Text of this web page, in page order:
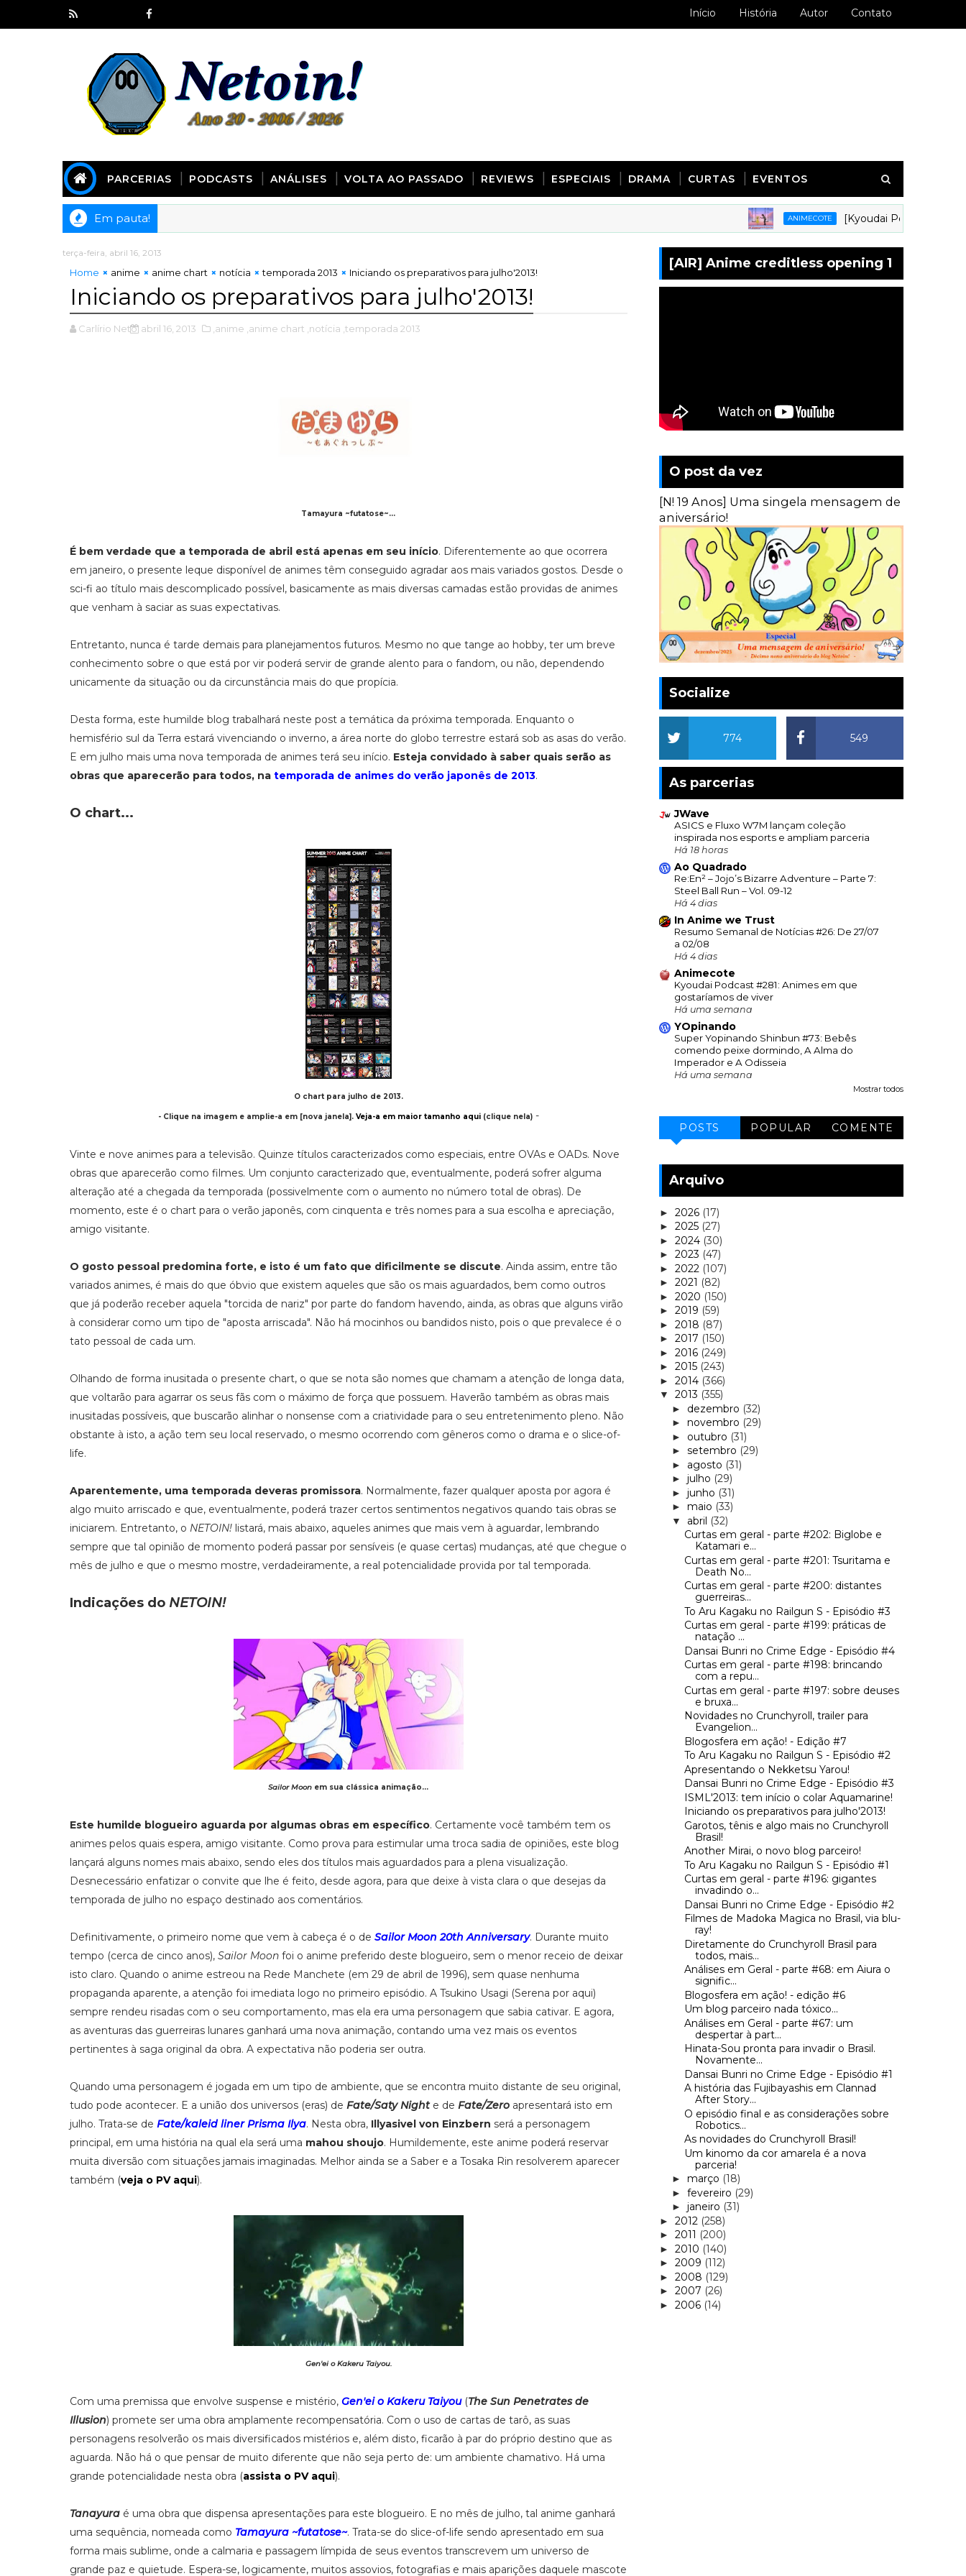
Início História Autor Contato
PARCERIAS PODCASTS ANÁLISES VOLTA AO PASSADO REVIEWS ESPECIAIS DRAMA CURTAS EVENTOS
Em pauta! ANIMECOTE [Kyoudai Podcast 281]
terça-feira, abril 16, 2013
Home anime anime chart notícia temporada 2013 Iniciando os preparativos para julho'2013!
Iniciando os preparativos para julho'2013!
Carlírio Neto abril 16, 2013 ,anime ,anime chart ,notícia ,temporada 2013
Tamayura ~futatose~...
É bem verdade que a temporada de abril está apenas em seu início. Diferentemente ao que ocorrera
em janeiro, o presente leque disponível de animes têm conseguido agradar aos mais variados gostos. Desde o
sci-fi ao título mais descomplicado possível, basicamente as mais diversas camadas estão providas de animes
que venham à saciar as suas expectativas.
Entretanto, nunca é tarde demais para planejamentos futuros. Mesmo no que tange ao hobby, ter um breve
conhecimento sobre o que está por vir poderá servir de grande alento para o fandom, ou não, dependendo
unicamente da situação ou da circunstância mais do que propícia.
Desta forma, este humilde blog trabalhará neste post a temática da próxima temporada. Enquanto o
hemisfério sul da Terra estará vivenciando o inverno, a área norte do globo terrestre estará sob as asas do verão.
E em julho mais uma nova temporada de animes terá seu início. Esteja convidado à saber quais serão as
obras que aparecerão para todos, na temporada de animes do verão japonês de 2013.
O chart...
O chart para julho de 2013.
- Clique na imagem e amplie-a em [nova janela]. Veja-a em maior tamanho aqui(clique nela)-
Vinte e nove animes para a televisão. Quinze títulos caracterizados como especiais, entre OVAs e OADs. Nove
obras que aparecerão como filmes. Um conjunto caracterizado que, eventualmente, poderá sofrer alguma
alteração até a chegada da temporada (possivelmente com o aumento no número total de obras). De
momento, este é o chart para o verão japonês, com cinquenta e três nomes para a sua escolha e apreciação,
amigo visitante.
O gosto pessoal predomina forte, e isto é um fato que dificilmente se discute. Ainda assim, entre tão
variados animes, é mais do que óbvio que existem aqueles que são os mais aguardados, bem como outros
que já poderão receber aquela "torcida de nariz" por parte do fandom havendo, ainda, as obras que alguns virão
à considerar como um tipo de "aposta arriscada". Não há mocinhos ou bandidos nisto, pois o que prevalece é o
tato pessoal de cada um.
Olhando de forma inusitada o presente chart, o que se nota são nomes que chamam a atenção de longa data,
que voltarão para agarrar os seus fãs com o máximo de força que possuem. Haverão também as obras mais
inusitadas possíveis, que buscarão alinhar o nonsense com a criatividade para o seu entretenimento pleno. Não
obstante à isto, a ação tem seu local reservado, o mesmo ocorrendo com gêneros como o drama e o slice-of-
life.
Aparentemente, uma temporada deveras promissora. Normalmente, fazer qualquer aposta por agora é
algo muito arriscado e que, eventualmente, poderá trazer certos sentimentos negativos quando tais obras se
iniciarem. Entretanto, o NETOIN! listará, mais abaixo, aqueles animes que mais vem à aguardar, lembrando
sempre que tal opinião de momento poderá passar por sensíveis (e quase certas) mudanças, até que chegue o
mês de julho e que o mesmo mostre, verdadeiramente, a real potencialidade provida por tal temporada.
Indicações do NETOIN!
Sailor Moon em sua clássica animação...
Este humilde blogueiro aguarda por algumas obras em específico. Certamente você também tem os
animes pelos quais espera, amigo visitante. Como prova para estimular uma troca sadia de opiniões, este blog
lançará alguns nomes mais abaixo, sendo eles dos títulos mais aguardados para a plena visualização.
Desnecessário enfatizar o convite que lhe é feito, desde agora, para que deixe à vista clara o que desejas da
temporada de julho no espaço destinado aos comentários.
Definitivamente, o primeiro nome que vem à cabeça é o de Sailor Moon 20th Anniversary. Durante muito
tempo (cerca de cinco anos), Sailor Moon foi o anime preferido deste blogueiro, sem o menor receio de deixar
isto claro. Quando o anime estreou na Rede Manchete (em 29 de abril de 1996), sem quase nenhuma
propaganda aparente, a atenção foi imediata logo no primeiro episódio. A Tsukino Usagi (Serena por aqui)
sempre rendeu risadas com o seu comportamento, mas ela era uma personagem que sabia cativar. E agora,
as aventuras das guerreiras lunares ganhará uma nova animação, contando uma vez mais os eventos
pertinentes à saga original da obra. A expectativa não poderia ser outra.
Quando uma personagem é jogada em um tipo de ambiente, que se encontra muito distante de seu original,
tudo pode acontecer. E a união dos universos (eras) de Fate/Saty Nighte de Fate/Zero apresentará isto em
julho. Trata-se de Fate/kaleid liner Prisma Ilya. Nesta obra, Illyasivel von Einzbern será a personagem
principal, em uma história na qual ela será uma mahou shoujo. Humildemente, este anime poderá reservar
muita diversão com situações jamais imaginadas. Melhor ainda se a Saber e a Tosaka Rin resolverem aparecer
também (veja o PV aqui).
Gen'ei o Kakeru Taiyou.
Com uma premissa que envolve suspense e mistério, Gen'ei o Kakeru Taiyou(The Sun Penetrates de
Illusion) promete ser uma obra amplamente recompensatória. Com o uso de cartas de tarô, as suas
personagens resolverão os mais diversificados mistérios e, além disto, ficarão à par do próprio destino que as
aguarda. Não há o que pensar de muito diferente que não seja perto de: um ambiente chamativo. Há uma
grande potencialidade nesta obra (assista o PV aqui).
Tanayura é uma obra que dispensa apresentações para este blogueiro. E no mês de julho, tal anime ganhará
uma sequência, nomeada como Tamayura ~futatose~. Trata-se do slice-of-life sendo apresentado em sua
forma mais sublime, onde a calmaria e passagem límpida de seus eventos transcrevem um universo de
grande paz e quietude. Espera-se, logicamente, muitos assovios, fotografias e mais aparições daquele mascote
[AIR] Anime creditless opening 1
O post da vez
[N! 19 Anos] Uma singela mensagem de
aniversário!
Socialize
549
774
As parcerias
JWave
ASICS e Fluxo W7M lançam coleção
inspirada nos esports e ampliam parceria
Há 18 horas
Ao Quadrado
Re:En² – Jojo’s Bizarre Adventure – Parte 7:
Steel Ball Run – Vol. 09-12
Há 4 dias
In Anime we Trust
Resumo Semanal de Notícias #26: De 27/07
a 02/08
Há 4 dias
Animecote
Kyoudai Podcast #281: Animes em que
gostaríamos de viver
Há uma semana
YOpinando
Super Yopinando Shinbun #73: Bebês
comendo peixe dormindo, A Alma do
Imperador e A Odisseia
Há uma semana
Mostrar todos
POSTS POPULAR COMENTE
Arquivo
► 2026 (17)
► 2025 (27)
► 2024 (30)
► 2023 (47)
► 2022 (107)
► 2021 (82)
► 2020 (150)
► 2019 (59)
► 2018 (87)
► 2017 (150)
► 2016 (249)
► 2015 (243)
► 2014 (366)
▼ 2013 (355)
► dezembro (32)
► novembro (29)
► outubro (31)
► setembro (29)
► agosto (31)
► julho (29)
► junho (31)
► maio (33)
▼ abril (32)
Curtas em geral - parte #202: Biglobe e
Katamari e...
Curtas em geral - parte #201: Tsuritama e
Death No...
Curtas em geral - parte #200: distantes
guerreiras...
To Aru Kagaku no Railgun S - Episódio #3
Curtas em geral - parte #199: práticas de
natação ...
Dansai Bunri no Crime Edge - Episódio #4
Curtas em geral - parte #198: brincando
com a repu...
Curtas em geral - parte #197: sobre deuses
e bruxa...
Novidades no Crunchyroll, trailer para
Evangelion...
Blogosfera em ação! - Edição #7
To Aru Kagaku no Railgun S - Episódio #2
Apresentando o Nekketsu Yarou!
Dansai Bunri no Crime Edge - Episódio #3
ISML'2013: tem início o colar Aquamarine!
Iniciando os preparativos para julho'2013!
Garotos, tênis e algo mais no Crunchyroll
Brasil!
Another Mirai, o novo blog parceiro!
To Aru Kagaku no Railgun S - Episódio #1
Curtas em geral - parte #196: gigantes
invadindo o...
Dansai Bunri no Crime Edge - Episódio #2
Filmes de Madoka Magica no Brasil, via blu-
ray!
Diretamente do Crunchyroll Brasil para
todos, mais...
Análises em Geral - parte #68: em Aiura o
signific...
Blogosfera em ação! - edição #6
Um blog parceiro nada tóxico...
Análises em Geral - parte #67: um
despertar à part...
Hinata-Sou pronta para invadir o Brasil.
Novamente...
Dansai Bunri no Crime Edge - Episódio #1
A história das Fujibayashis em Clannad
After Story...
O episódio final e as considerações sobre
Robotics...
As novidades do Crunchyroll Brasil!
Um kinomo da cor amarela é a nova
parceria!
► março (18)
► fevereiro (29)
► janeiro (31)
► 2012 (258)
► 2011 (200)
► 2010 (140)
► 2009 (112)
► 2008 (129)
► 2007 (26)
► 2006 (14)